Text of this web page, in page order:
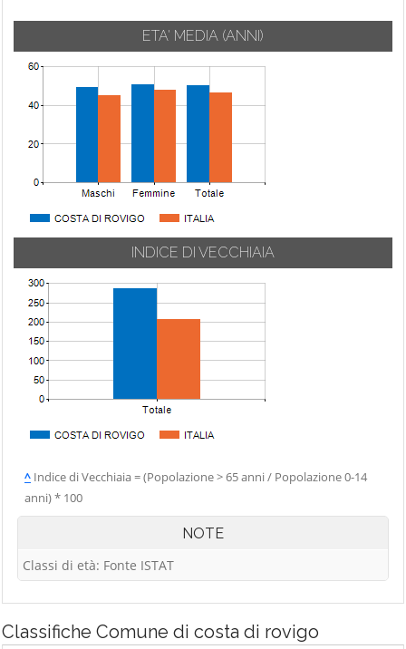
ETA' MEDIA (ANNI)
INDICE DI VECCHIAIA
^ Indice di Vecchiaia = (Popolazione > 65 anni / Popolazione 0-14
anni) * 100
NOTE
Classi di età: Fonte ISTAT
Classifiche Comune di costa di rovigo